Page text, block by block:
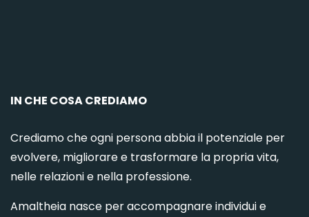
IN CHE COSA CREDIAMO
Crediamo che ogni persona abbia il potenziale per
evolvere, migliorare e trasformare la propria vita,
nelle relazioni e nella professione.
Amaltheia nasce per accompagnare individui e